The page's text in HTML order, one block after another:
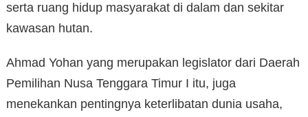
serta ruang hidup masyarakat di dalam dan sekitar
kawasan hutan.
Ahmad Yohan yang merupakan legislator dari Daerah
Pemilihan Nusa Tenggara Timur I itu, juga
menekankan pentingnya keterlibatan dunia usaha,